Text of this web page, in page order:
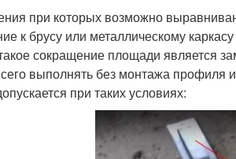
при которых возможно
к брусу или металлическому
сокращение площади является
выполнять без монтажа профиля
при таких условиях: